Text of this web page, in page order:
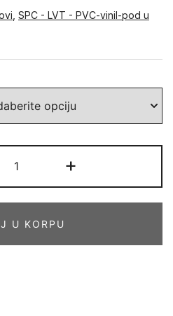
SPC - LVT - PVC-vinil-pod u
klik
Samoa
+
U KORPU